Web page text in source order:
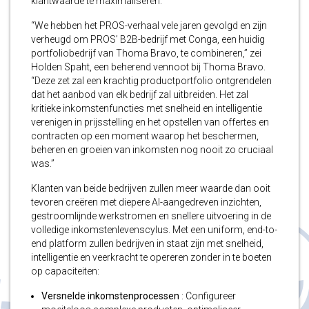
“We hebben het PROS-verhaal vele jaren gevolgd en zijn
verheugd om PROS’ B2B-bedrijf met Conga, een huidig
portfoliobedrijf van Thoma Bravo, te combineren,” zei
Holden Spaht, een beherend vennoot bij Thoma Bravo.
“Deze zet zal een krachtig productportfolio ontgrendelen
dat het aanbod van elk bedrijf zal uitbreiden. Het zal
kritieke inkomstenfuncties met snelheid en intelligentie
verenigen in prijsstelling en het opstellen van offertes en
contracten op een moment waarop het beschermen,
beheren en groeien van inkomsten nog nooit zo cruciaal
was.”
Klanten van beide bedrijven zullen meer waarde dan ooit
tevoren creëren met diepere AI-aangedreven inzichten,
gestroomlijnde werkstromen en snellere uitvoering in de
volledige inkomstenlevenscylus. Met een uniform, end-to-
end platform zullen bedrijven in staat zijn met snelheid,
intelligentie en veerkracht te opereren zonder in te boeten
op capaciteiten:
Versnelde inkomstenprocessen : Configureer